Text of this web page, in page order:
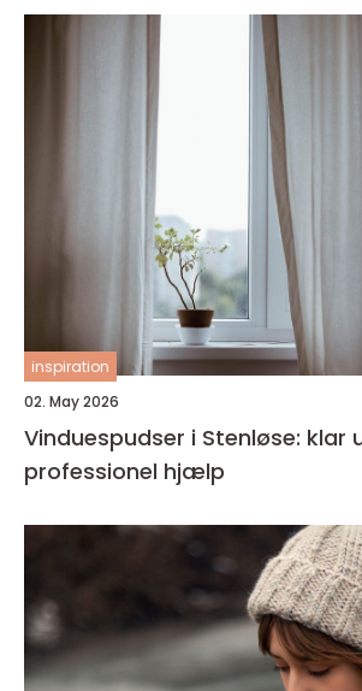
inspiration
02. May 2026
Vinduespudser i Stenløse: klar
professionel hjælp